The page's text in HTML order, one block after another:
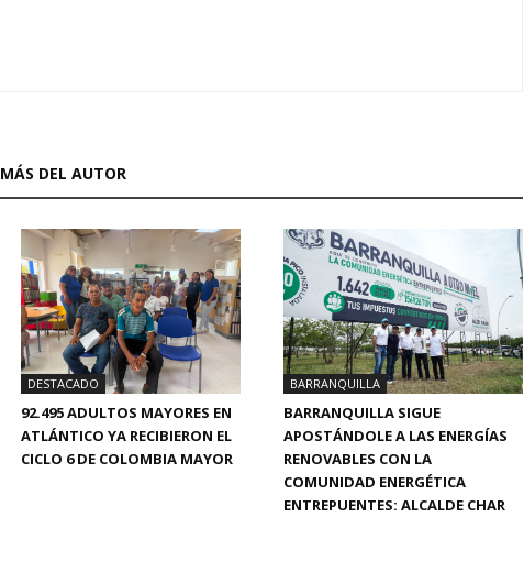
MÁS DEL AUTOR
DESTACADO
92.495 ADULTOS MAYORES EN
ATLÁNTICO YA RECIBIERON EL
CICLO 6 DE COLOMBIA MAYOR
BARRANQUILLA
BARRANQUILLA SIGUE
APOSTÁNDOLE A LAS ENERGÍAS
RENOVABLES CON LA
COMUNIDAD ENERGÉTICA
ENTREPUENTES: ALCALDE CHAR